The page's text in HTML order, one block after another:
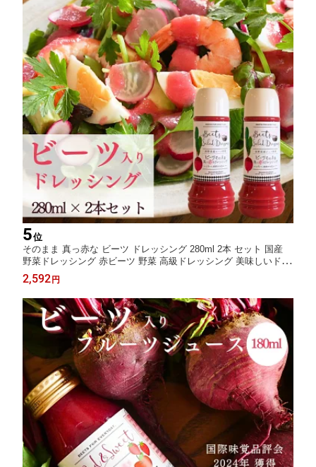
5位
そのまま 真っ赤な ビーツ ドレッシング 280ml 2本 セット 国産
野菜ドレッシング 赤ビーツ 野菜 高級ドレッシング 美味しいドレ
ッシング 旨い 美味しい フレンチ 赤 サラダ フレンチドレッシン
グ beets beetroot ビートルート ご当地 長野県産 健康 栽培期間中
農薬不使用
2,592円